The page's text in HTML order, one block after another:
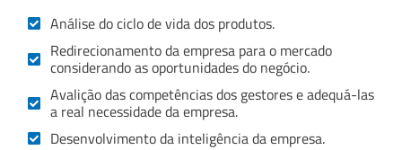
Análise do ciclo de vida dos produtos.
Redirecionamento da empresa para o mercado
considerando as oportunidades do negócio.
Avalição das competências dos gestores e adequá-las
a real necessidade da empresa.
Desenvolvimento da inteligência da empresa.